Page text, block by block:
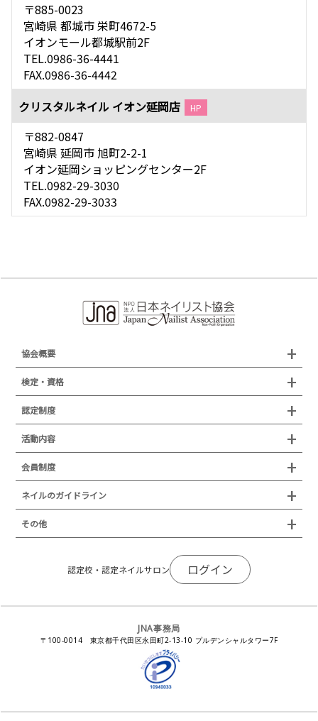
〒885-0023
宮崎県 都城市 栄町4672-5
イオンモール都城駅前2F
TEL.0986-36-4441
FAX.0986-36-4442
クリスタルネイル イオン延岡店
HP
〒882-0847
宮崎県 延岡市 旭町2-2-1
イオン延岡ショッピングセンター2F
TEL.0982-29-3030
FAX.0982-29-3033
協会概要
組織概要
所在地
プレスリリース
叙勲・褒章・受賞・表彰
通常総会について
検定・資格
検定試験
JNAフットケア理論検定試験
ネイリスト技能検定試験（JNEC主催）
JNAネイリスト技能検定国際試験
JNAネイリストキャリアパス講習会
JNAオフィシャル教材
認定制度
認定制度
認定校
活動内容
ネイルエキスポ
ネイルオブザイヤー
全日本ネイリスト選手権・地区大会
11月ネイル月間
セミナー
セミナー
JNAスーパーライブ
ネイルサロン衛生管理士講習会
JNAネイルサロン等化学物質管理講習会
ネイルサロン向けセミナー
ネイルトレンド
ネイルトレンド
トレンドプロジェクトメンバー
会員制度
会員制度
法人会員
ネイルのガイドライン
新型コロナ感染症関連
コンプライアンス／法令遵守
瞬間接着剤の使用について
EUにおけるTPO成分を含む化粧品の市場提供禁止について
景品表示法に基づく措置命令について
その他
サポートネイルサロン制度
教材・書籍・刊行物
認定校・認定ネイルサロン ログイン
JNA事務局
〒100-0014 東京都千代田区永田町2-13-10 プルデンシャルタワー7F